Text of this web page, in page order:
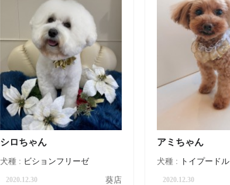
シロちゃん
犬種 : ビションフリーゼ
2020.12.30 葵店
アミちゃん
犬種 : トイプードル
2020.12.30